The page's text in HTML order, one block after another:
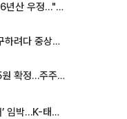
'나혼산' 류혜영, 고경표와 16년산 우정…"자취방서 부모님과 마주쳐"
'장윤기 사건' 피해 여고생 구하려다 중상…고교생 의상자 지정
SK하이닉스, 분기배당 375원 확정…주주환원책 9월로 앞당겨 발표
美 ‘232조 하이브리드 제재’ 임박…K-태양광, 불확실성 털고 날개 다나